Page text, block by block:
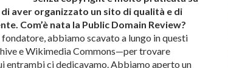
aver organizzato un sito di qualità e di
Com’è nata la Public Domain Review?
fondatore, abbiamo scavato a lungo in questi
e Wikimedia Commons—per trovare
entrambi ci dedicavamo. Abbiamo aperto un